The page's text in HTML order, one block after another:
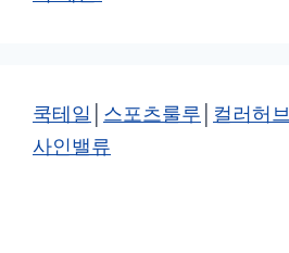
쿡테일 스포츠룰루 컬러허브
사인밸류